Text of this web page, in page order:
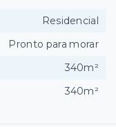
Residencial
Pronto para morar
340m²
340m²